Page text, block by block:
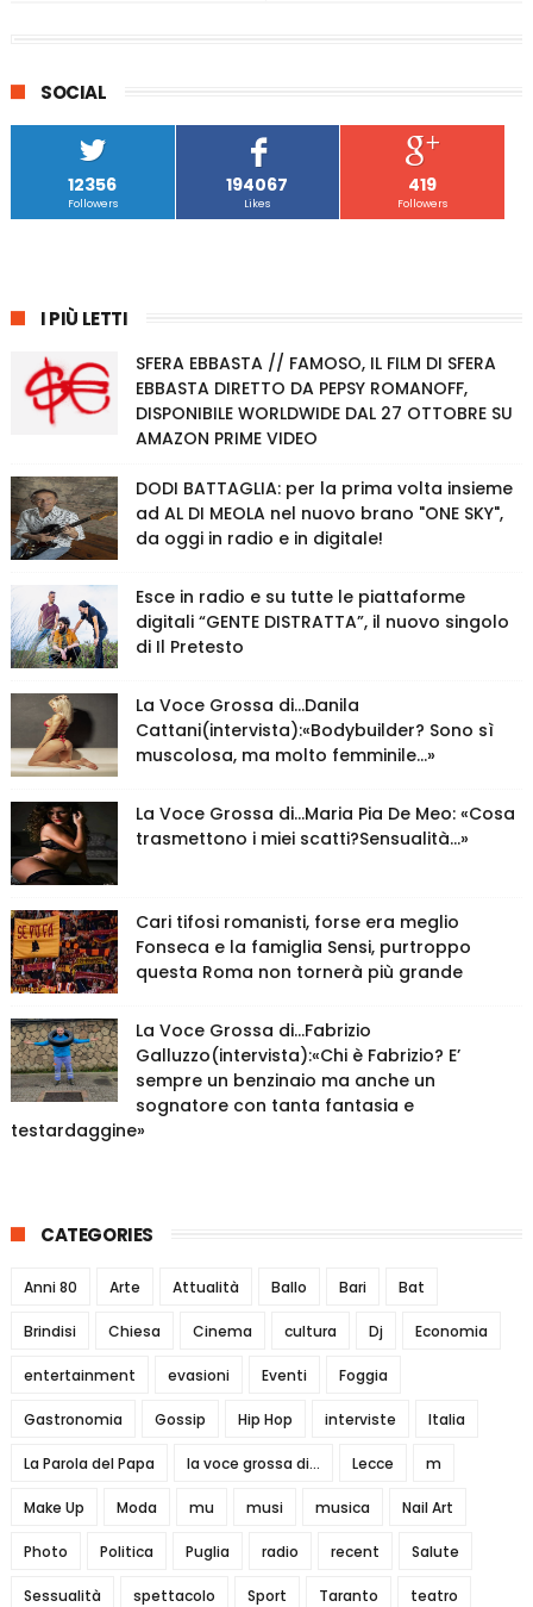
SOCIAL
12356
Followers
194067
Likes
419
Followers
I PIÙ LETTI
SFERA EBBASTA // FAMOSO, IL FILM DI SFERA
EBBASTA DIRETTO DA PEPSY ROMANOFF,
DISPONIBILE WORLDWIDE DAL 27 OTTOBRE SU
AMAZON PRIME VIDEO
DODI BATTAGLIA: per la prima volta insieme
ad AL DI MEOLA nel nuovo brano "ONE SKY",
da oggi in radio e in digitale!
Esce in radio e su tutte le piattaforme
digitali “GENTE DISTRATTA”, il nuovo singolo
di Il Pretesto
La Voce Grossa di…Danila
Cattani(intervista):«Bodybuilder? Sono sì
muscolosa, ma molto femminile…»
La Voce Grossa di…Maria Pia De Meo: «Cosa
trasmettono i miei scatti?Sensualità…»
Cari tifosi romanisti, forse era meglio
Fonseca e la famiglia Sensi, purtroppo
questa Roma non tornerà più grande
La Voce Grossa di…Fabrizio
Galluzzo(intervista):«Chi è Fabrizio? E’
sempre un benzinaio ma anche un
sognatore con tanta fantasia e
testardaggine»
CATEGORIES
Anni 80 Arte Attualità Ballo Bari Bat
Brindisi Chiesa Cinema cultura Dj Economia
entertainment evasioni Eventi Foggia
Gastronomia Gossip Hip Hop interviste Italia
La Parola del Papa la voce grossa di... Lecce m
Make Up Moda mu musi musica Nail Art
Photo Politica Puglia radio recent Salute
Sessualità spettacolo Sport Taranto teatro